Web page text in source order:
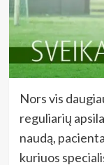
Nors vis
reguliarių
naudą,
kuriuos